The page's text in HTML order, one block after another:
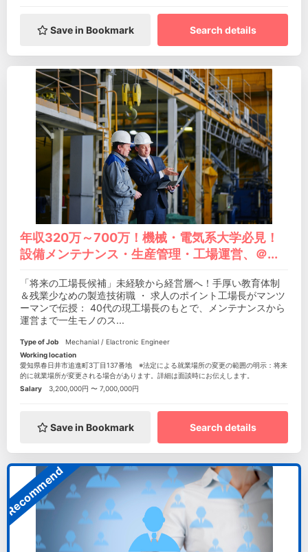
Save in Bookmark Search details
年収320万～700万！機械・電気系大学必見！
設備メンテナンス・生産管理・工場運営、＠...
「将来の工場長候補」未経験から経営層へ！手厚い教育体制
＆残業少なめの製造技術職 ・ 求人のポイント工場長がマンツ
ーマンで伝授： 40代の現工場長のもとで、メンテナンスから
運営まで一生モノのス...
Type of Job
Mechanial / Elactronic Engineer
Working location
愛知県春日井市追進町3丁目137番地 ※法定による就業場所の変更の範囲の明示：将来
的に就業場所が変更される場合があります。詳細は面談時にお伝えします。
Salary
3,200,000円 〜 7,000,000円
Save in Bookmark Search details
Recommend